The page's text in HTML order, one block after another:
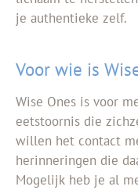
je authentieke zelf.
Voor wie is
Wise Ones is voor
eetstoornis die
willen het contact
herinneringen die
Mogelijk heb je al